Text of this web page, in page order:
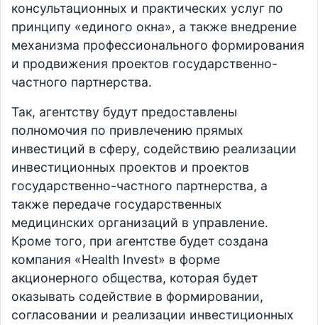
консультационных и практических услуг по
принципу «единого окна», а также внедрение
механизма профессионального формирования
и продвижения проектов государственно-
частного партнерства.
Так, агентству будут предоставлены
полномочия по привлечению прямых
инвестиций в сферу, содействию реализации
инвестиционных проектов и проектов
государственно-частного партнерства, а
также передаче государственных
медицинских организаций в управление.
Кроме того, при агентстве будет создана
компания «Health Invest» в форме
акционерного общества, которая будет
оказывать содействие в формировании,
согласовании и реализации инвестиционных